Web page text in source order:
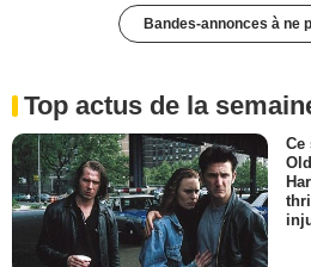
Bandes-annonces à ne
Top actus de la
Ce